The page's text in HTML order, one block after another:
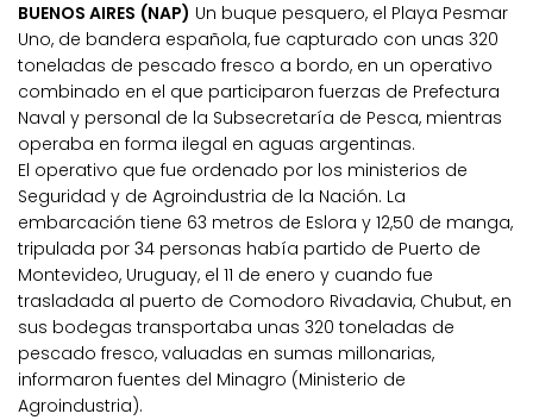
BUENOS AIRES (NAP) Un buque pesquero, el Playa Pesmar
Uno, de bandera española, fue capturado con unas 320
toneladas de pescado fresco a bordo, en un operativo
combinado en el que participaron fuerzas de Prefectura
Naval y personal de la Subsecretaría de Pesca, mientras
operaba en forma ilegal en aguas argentinas.
El operativo que fue ordenado por los ministerios de
Seguridad y de Agroindustria de la Nación. La
embarcación tiene 63 metros de Eslora y 12,50 de manga,
tripulada por 34 personas había partido de Puerto de
Montevideo, Uruguay, el 11 de enero y cuando fue
trasladada al puerto de Comodoro Rivadavia, Chubut, en
sus bodegas transportaba unas 320 toneladas de
pescado fresco, valuadas en sumas millonarias,
informaron fuentes del Minagro (Ministerio de
Agroindustria).